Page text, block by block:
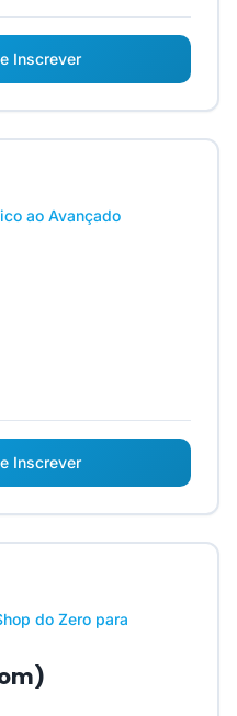
Inscrever
ao Avançado
Inscrever
do Zero para